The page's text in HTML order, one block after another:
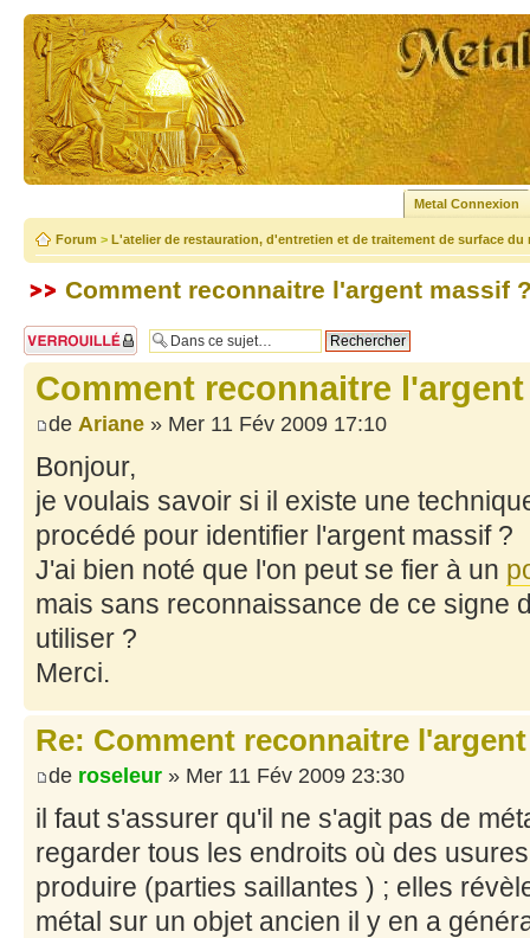
Metal Connexion
Forum > L'atelier de restauration, d'entretien et de traitement de surface du
Comment reconnaitre l'argent massif
Sujet verrouillé
Comment reconnaitre
de Ariane » Mer 11 Fév 2009 17:10
Bonjour,
je voulais savoir si il existe une
procédé pour identifier l'argent massif ?
J'ai bien noté que l'on peut se fier à un
mais sans reconnaissance de ce signe
utiliser ?
Merci.
Re: Comment reconnaitre
de roseleur » Mer 11 Fév 2009 23:30
il faut s'assurer qu'il ne s'agit pas de
regarder tous les endroits où des
produire (parties saillantes ) ; elles
métal sur un objet ancien il y en a